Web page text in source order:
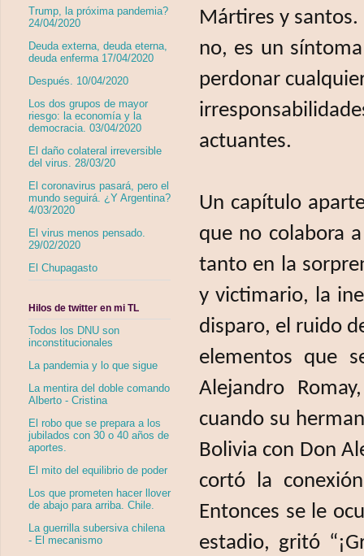
Mártires y santos.
no, es un
perdonar
actuantes.
Un capítulo
que no colabora
tanto en la
y victimario, la
disparo, el ruido
elementos que
Alejandro
cuando su
Bolivia con Don
cortó la
Entonces se le
estadio, gritó
Trump, la próxima pandemia?
24/04/2020
Deuda externa, deuda eterna,
deuda enferma 17/04/2020
Después. 10/04/2020
Los dos grupos de mayor
riesgo: la economía y la
democracia. 03/04/2020
El daño colateral irreversible
del virus. 28/03/20
El coronavirus pasará, pero el
mundo seguirá. ¿Y Argentina?
4/03/2020
El virus menos pensado.
29/02/2020
El Chupagasto
Hilos de twitter en mi TL
Todos los DNU son
inconstitucionales
La pandemia y lo que sigue
La mentira del doble comando
Alberto - Cristina
El robo que se prepara a los
jubilados con 30 o 40 años de
aportes.
El mito del equilibrio de poder
Los que prometen hacer llover
de abajo para arriba. Chile.
La guerrilla subersiva chilena
- El mecanismo